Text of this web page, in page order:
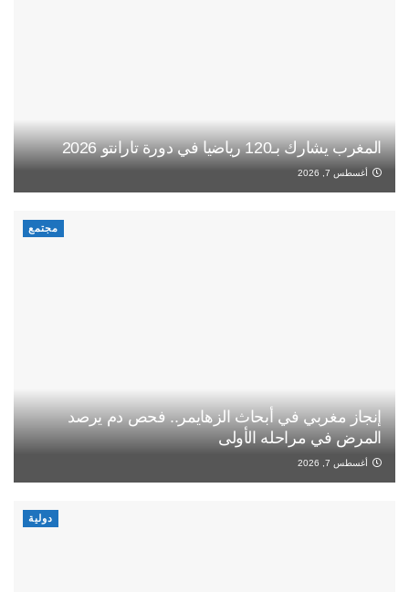
المغرب يشارك بـ120 رياضيا في دورة تارانتو 2026
أغسطس 7, 2026
مجتمع
إنجاز مغربي في أبحاث الزهايمر.. فحص دم يرصد
المرض في مراحله الأولى
أغسطس 7, 2026
دولية